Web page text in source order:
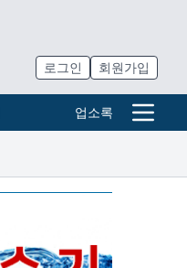
로그인 회원가입
업소록